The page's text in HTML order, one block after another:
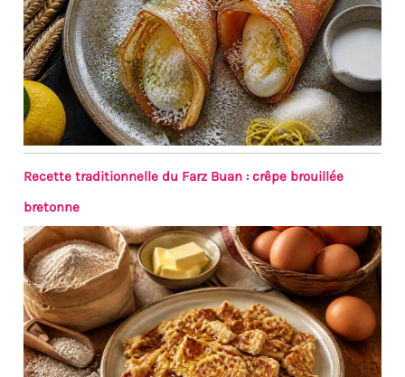
Recette traditionnelle du Farz Buan : crêpe brouillée
bretonne